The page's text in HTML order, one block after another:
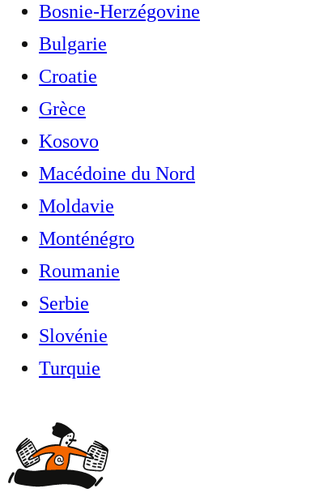
Bosnie-Herzégovine
Bulgarie
Croatie
Grèce
Kosovo
Macédoine du Nord
Moldavie
Monténégro
Roumanie
Serbie
Slovénie
Turquie